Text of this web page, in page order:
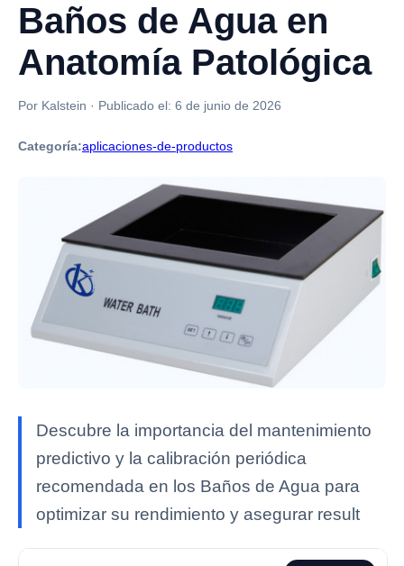
Baños de Agua en
Anatomía Patológica
Por Kalstein · Publicado el: 6 de junio de 2026
Categoría:aplicaciones-de-productos
Descubre la importancia del mantenimiento
predictivo y la calibración periódica
recomendada en los Baños de Agua para
optimizar su rendimiento y asegurar result